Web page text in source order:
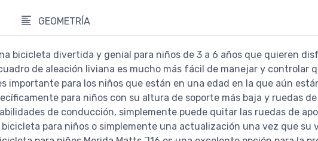
GEOMETRÍA
bicicleta divertida y genial para niños de 3 a 6 años que quieren
de aleación liviana es mucho más fácil de manejar y controlar
importante para los niños que están en una edad en la que aún
para niños con su altura de soporte más baja y ruedas
de conducción, simplemente puede quitar las ruedas de
bicicleta para niños o simplemente una actualización una vez que su